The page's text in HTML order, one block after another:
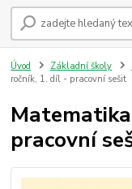
Úvod Základní školy
ročník, 1. díl - pracovní sešit
pracovní